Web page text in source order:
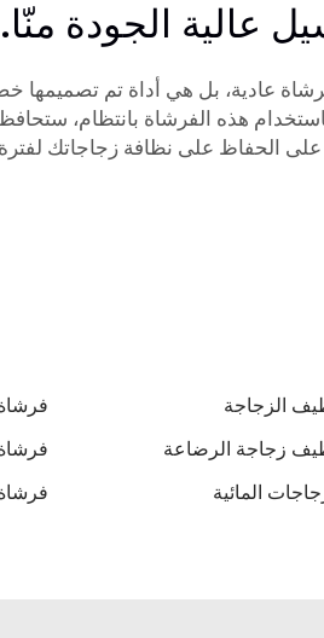
عالية الجودة منّا.
عادية، بل هي أداة تم تصميمها
هذه الفرشاة بانتظام،
على الحفاظ على نظافة زجاجاتك
الزجاجة
زجاجة الرضاعة
المائية